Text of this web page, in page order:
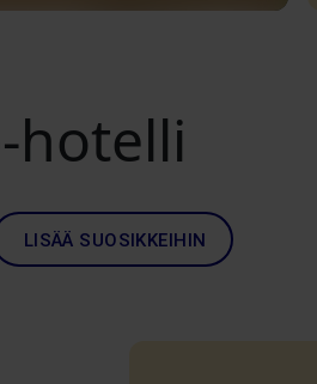
hotelli
LISÄÄ SUOSIKKEIHIN